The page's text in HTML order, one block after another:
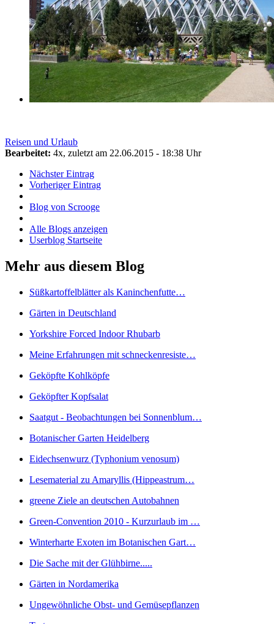
Reisen und Urlaub
Bearbeitet: 4x, zuletzt am 22.06.2015 - 18:38 Uhr
Nächster Eintrag
Vorheriger Eintrag
Blog von Scrooge
Alle Blogs anzeigen
Userblog Startseite
Mehr aus diesem Blog
Süßkartoffelblätter als Kaninchenfutte…
Gärten in Deutschland
Yorkshire Forced Indoor Rhubarb
Meine Erfahrungen mit schneckenresiste…
Geköpfte Kohlköpfe
Geköpfter Kopfsalat
Saatgut - Beobachtungen bei Sonnenblum…
Botanischer Garten Heidelberg
Eidechsenwurz (Typhonium venosum)
Lesematerial zu Amaryllis (Hippeastrum…
greene Ziele an deutschen Autobahnen
Green-Convention 2010 - Kurzurlaub im …
Winterharte Exoten im Botanischen Gart…
Die Sache mit der Glühbirne.....
Gärten in Nordamerika
Ungewöhnliche Obst- und Gemüsepflanzen